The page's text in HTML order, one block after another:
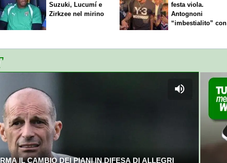
Suzuki, Lucumí e
Zirkzee nel mirino
festa viola.
Antognoni
“imbestialito” con
IL CAMBIO DEI PIANI IN DIFESA DI ALLEGRI